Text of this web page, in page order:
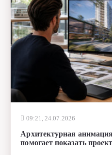
09:21, 24.07.2026
Архитектурная
помогает показать